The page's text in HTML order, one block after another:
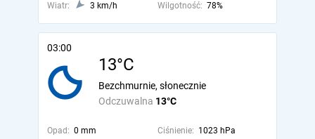
Wiatr:
3 km/h Wilgotność: 78%
03:00
13°C
Odczuwalna 13°C
Bezchmurnie, słonecznie
Opad: 0 mm Ciśnienie: 1023 hPa